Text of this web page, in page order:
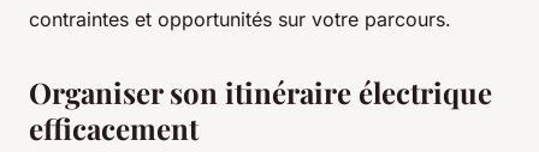
contraintes et opportunités sur votre parcours.
Organiser son itinéraire électrique
efficacement